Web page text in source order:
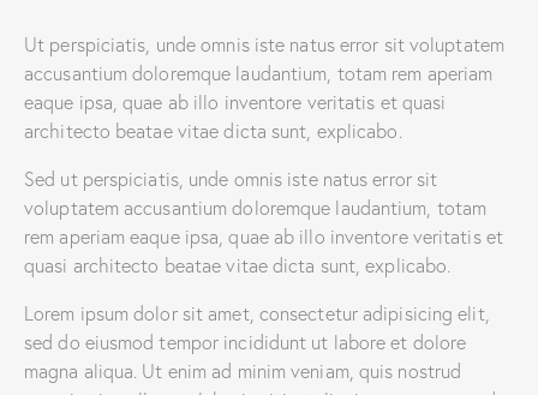
Ut perspiciatis, unde omnis iste natus error sit voluptatem
accusantium doloremque laudantium, totam rem aperiam
eaque ipsa, quae ab illo inventore veritatis et quasi
architecto beatae vitae dicta sunt, explicabo.
Sed ut perspiciatis, unde omnis iste natus error sit
voluptatem accusantium doloremque laudantium, totam
rem aperiam eaque ipsa, quae ab illo inventore veritatis et
quasi architecto beatae vitae dicta sunt, explicabo.
Lorem ipsum dolor sit amet, consectetur adipisicing elit,
sed do eiusmod tempor incididunt ut labore et dolore
magna aliqua. Ut enim ad minim veniam, quis nostrud